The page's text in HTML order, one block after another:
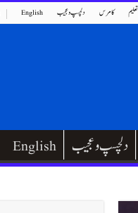
English دلچسپ و عجیب کامرس تعلیم
English دلچسپ و عجیب